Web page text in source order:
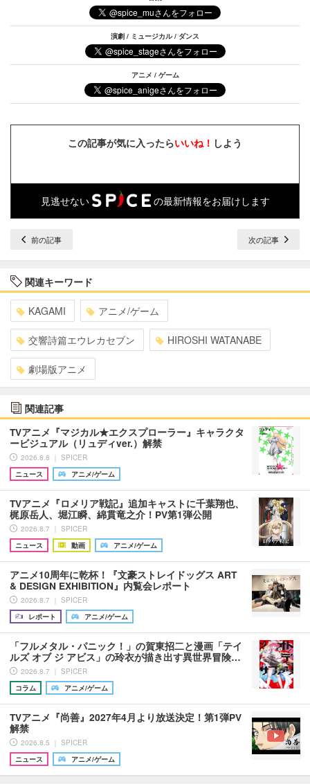
演劇 / ミュージカル / ダンス
アニメ / ゲーム
この記事が気に入ったらいいね！ しよう
見逃せない の最新情報をお届けします
前の記事 次の記事
関連キーワード
KAGAMI アニメ/ゲーム
交響詩篇エウレカセブン HIROSHI WATANABE
劇場版アニメ
関連記事
TVアニメ『マジカル★エクスプローラー』キャラクタ
ービジュアル（リュディver.）解禁
2026.8.8 ｜ SPICER
ニュース
アニメ/ゲーム
TVアニメ『ロメリア戦記』追加キャストに千葉翔也、
梶原岳人、堀江瞬、綿貫竜之介！PV第1弾公開
2026.8.7 ｜ SPICER
ニュース
動画 アニメ/ゲーム
アニメ10周年に乾杯！『文豪ストレイドッグス ART
& DESIGN EXHIBITION』内覧会レポート
2026.8.7 ｜ SPICER
レポート
アニメ/ゲーム
「フルメタル・パニック！」の賀東招二と漫画「テイ
ルズ オブ ジ アビス」の玲衣が描き出す異世界冒険…
2026.8.7 ｜ SPICER
コラム
アニメ/ゲーム
TVアニメ『尚善』2027年4月より放送決定！第1弾PV
解禁
2026.8.5 ｜ SPICER
ニュース
アニメ/ゲーム